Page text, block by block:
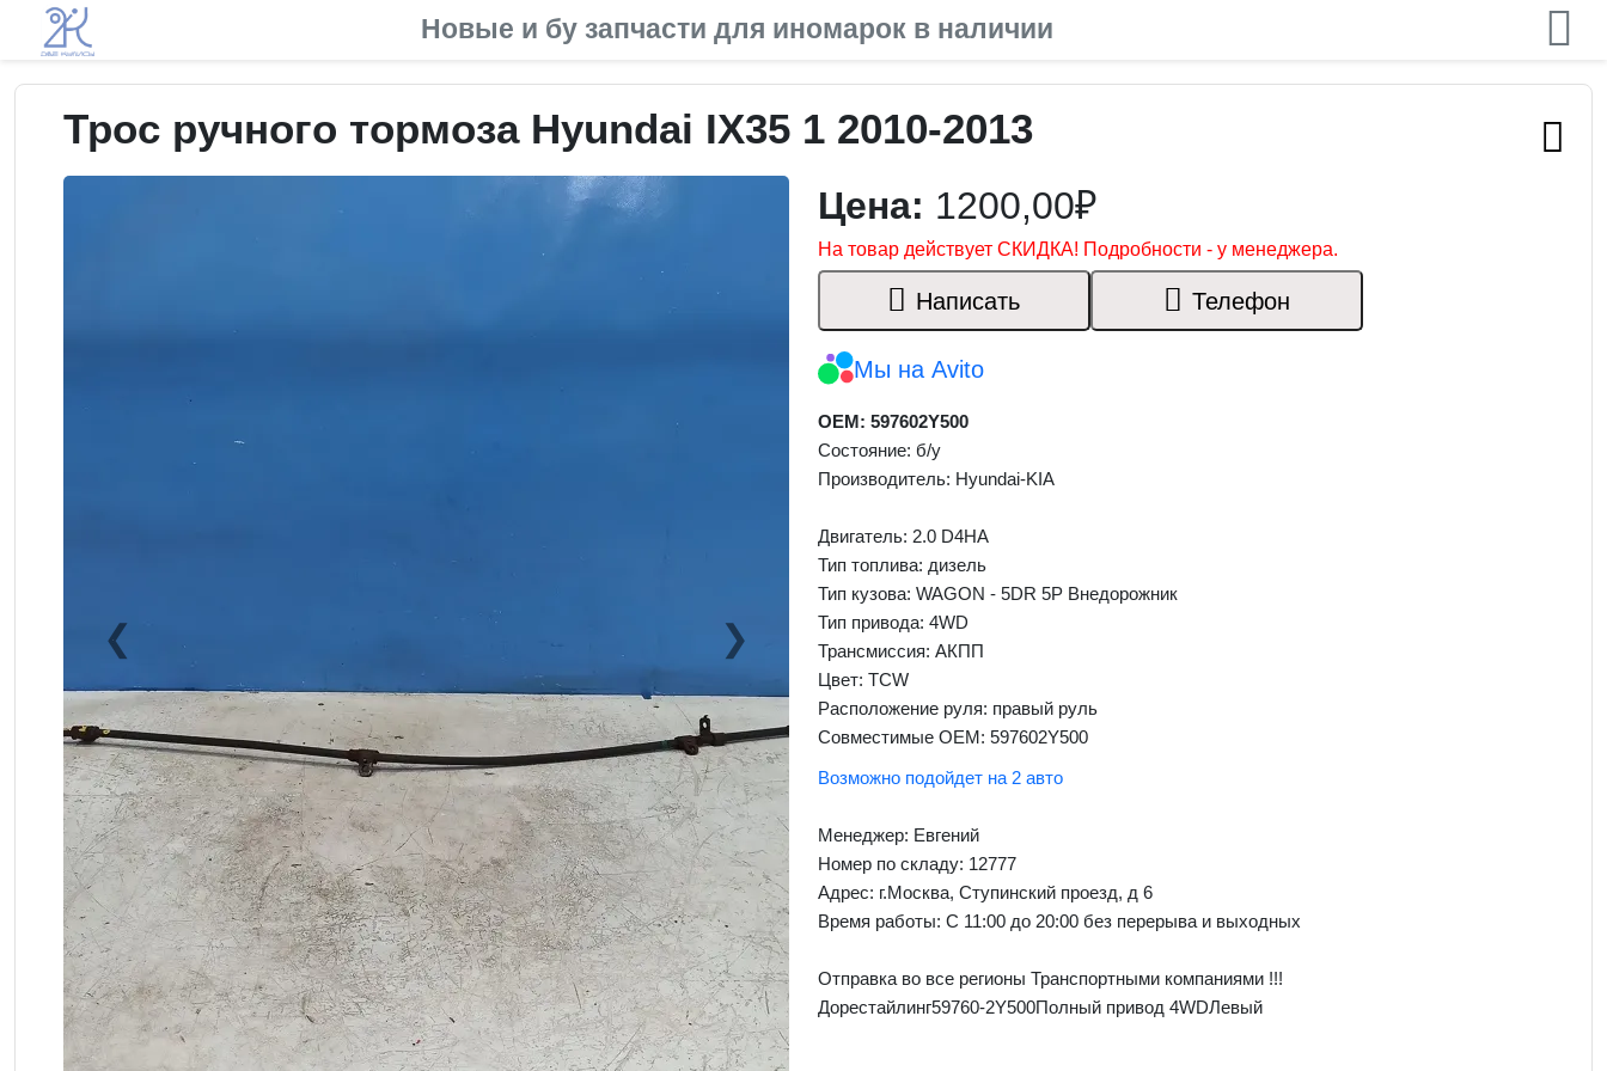
Новые и бу запчасти для иномарок в наличии
Трос ручного тормоза Hyundai IX35 1 2010-2013
❮Previous ❯
Next
Цена: 1200,00₽
На товар действует СКИДКА! Подробности - у менеджера.
Написать Телефон
Мы на Avito
OEM: 597602Y500
Состояние: б/у
Производитель: Hyundai-KIA
Двигатель: 2.0 D4HA
Тип топлива: дизель
Тип кузова: WAGON - 5DR 5P Внедорожник
Тип привода: 4WD
Трансмиссия: AКПП
Цвет: TCW
Расположение руля: правый руль
Совместимые OEM: 597602Y500
Возможно подойдет на 2 авто
Менеджер: Евгений
Номер по складу: 12777
Адрес: г.Москва, Ступинский проезд, д 6
Время работы: С 11:00 до 20:00 без перерыва и выходных
Отправка во все регионы Транспортными компаниями !!!
Дорестайлинг59760-2Y500Полный привод 4WDЛевый